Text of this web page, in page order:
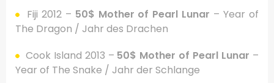
Fiji 2012 – 50$ Mother of Pearl Lunar – Year of
The Dragon / Jahr des Drachen
Cook Island 2013 – 50$ Mother of Pearl Lunar –
Year of The Snake / Jahr der Schlange